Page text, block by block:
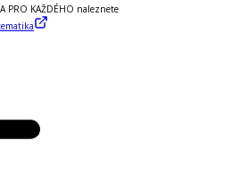
PRO KAŽDÉHO naleznete